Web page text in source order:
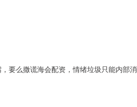
要么撒谎海会配资，情绪垃圾只能内部消